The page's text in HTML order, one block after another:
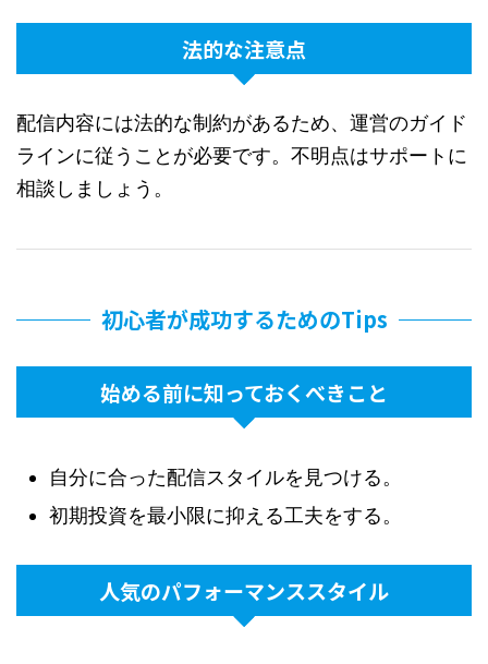
法的な注意点
配信内容には法的な制約があるため、運営のガイド
ラインに従うことが必要です。不明点はサポートに
相談しましょう。
初心者が成功するためのTips
始める前に知っておくべきこと
自分に合った配信スタイルを見つける。
初期投資を最小限に抑える工夫をする。
人気のパフォーマンススタイル